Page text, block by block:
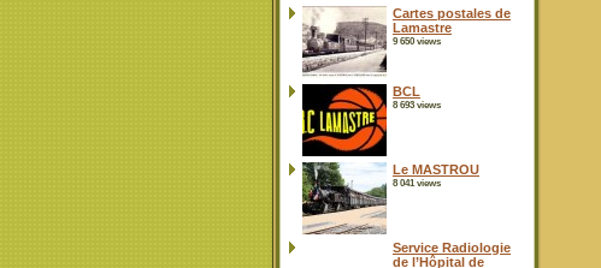
Cartes postales de
Lamastre
9 650 views
BCL
8 693 views
Le MASTROU
8 041 views
Service Radiologie
de l’Hôpital de